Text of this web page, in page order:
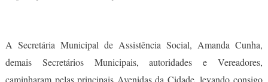
A Secretária Municipal de Assistência Social, Amanda Cunha,
demais Secretários Municipais, autoridades e Vereadores,
caminharam pelas principais Avenidas da Cidade, levando consigo